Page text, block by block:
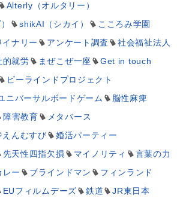
Alterly（オルタリー）
shikAI（シカイ）
こころみ学園
ナリー
アンケート調査
社会福祉法人
的就労 まぜこぜ一座
Get in touch
ビーラインドプロジェクト
ニバーサルボードゲーム
脳性麻痺
障害教育
メタバース
えんむすび
婚活パーティー
先天性四指欠損 マイノリティ
言葉の力
レー ブラインドマン
フィンランド
EUフィルムデーズ 鉄道
JR東日本